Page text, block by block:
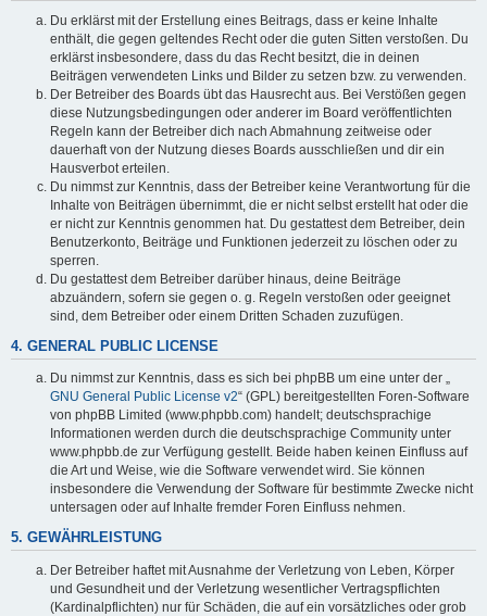
Du erklärst mit der Erstellung eines Beitrags, dass er keine Inhalte
enthält, die gegen geltendes Recht oder die guten Sitten verstoßen. Du
erklärst insbesondere, dass du das Recht besitzt, die in deinen
Beiträgen verwendeten Links und Bilder zu setzen bzw. zu verwenden.
Der Betreiber des Boards übt das Hausrecht aus. Bei Verstößen gegen
diese Nutzungsbedingungen oder anderer im Board veröffentlichten
Regeln kann der Betreiber dich nach Abmahnung zeitweise oder
dauerhaft von der Nutzung dieses Boards ausschließen und dir ein
Hausverbot erteilen.
Du nimmst zur Kenntnis, dass der Betreiber keine Verantwortung für die
Inhalte von Beiträgen übernimmt, die er nicht selbst erstellt hat oder die
er nicht zur Kenntnis genommen hat. Du gestattest dem Betreiber, dein
Benutzerkonto, Beiträge und Funktionen jederzeit zu löschen oder zu
sperren.
Du gestattest dem Betreiber darüber hinaus, deine Beiträge
abzuändern, sofern sie gegen o. g. Regeln verstoßen oder geeignet
sind, dem Betreiber oder einem Dritten Schaden zuzufügen.
4. GENERAL PUBLIC LICENSE
Du nimmst zur Kenntnis, dass es sich bei phpBB um eine unter der „
GNU General Public License v2“ (GPL) bereitgestellten Foren-Software
von phpBB Limited (www.phpbb.com) handelt; deutschsprachige
Informationen werden durch die deutschsprachige Community unter
www.phpbb.de zur Verfügung gestellt. Beide haben keinen Einfluss auf
die Art und Weise, wie die Software verwendet wird. Sie können
insbesondere die Verwendung der Software für bestimmte Zwecke nicht
untersagen oder auf Inhalte fremder Foren Einfluss nehmen.
5. GEWÄHRLEISTUNG
Der Betreiber haftet mit Ausnahme der Verletzung von Leben, Körper
und Gesundheit und der Verletzung wesentlicher Vertragspflichten
(Kardinalpflichten) nur für Schäden, die auf ein vorsätzliches oder grob